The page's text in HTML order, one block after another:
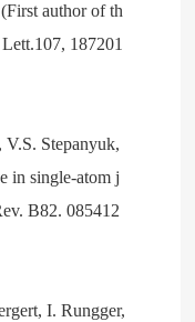
author of th
187201
Stepanyuk,
in single-atom j
B82. 085412
I. Rungger,